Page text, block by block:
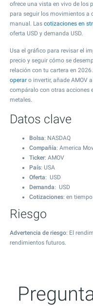
ofrece una vista en vivo de los
para seguir los movimientos a
manual. Las cotizaciones en
oferta USD y demanda USD.
Usa el gráfico para revisar el
precio y seguir cómo se
relación con tu cartera en
operar o invertir, añade AMOV
compáralo con otras acciones
metales.
Datos clave
Bolsa: NASDAQ
Compañía: America
Ticker: AMOV
País: USA
Oferta: USD
Demanda: USD
Cotizaciones: en
Riesgo
Advertencia de riesgo: El
rendimientos futuros.